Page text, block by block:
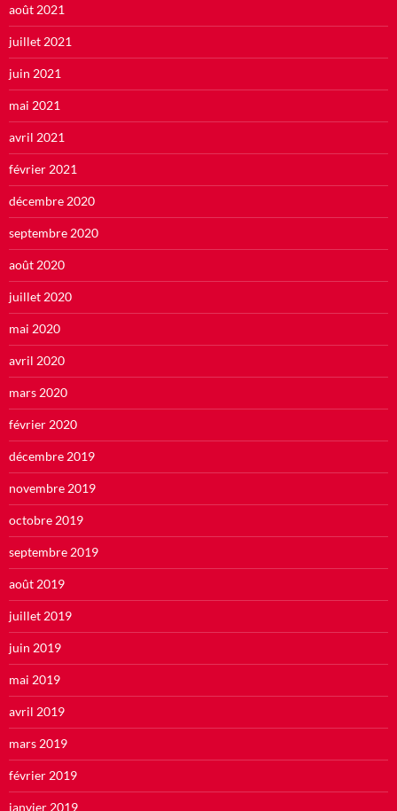
août 2021
juillet 2021
juin 2021
mai 2021
avril 2021
février 2021
décembre 2020
septembre 2020
août 2020
juillet 2020
mai 2020
avril 2020
mars 2020
février 2020
décembre 2019
novembre 2019
octobre 2019
septembre 2019
août 2019
juillet 2019
juin 2019
mai 2019
avril 2019
mars 2019
février 2019
janvier 2019